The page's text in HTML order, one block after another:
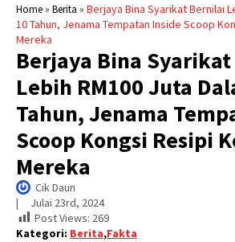
Home» Berita » Berjaya Bina Syarikat Bernilai
10 Tahun, Jenama Tempatan Inside Scoop
Mereka
Berjaya Bina
Lebih RM100 Juta
Tahun, Jenama
Scoop Kongsi Resipi
Mereka
Cik Daun
| Julai 23rd, 2024
Post Views: 269
Kategori: Berita,Fakta